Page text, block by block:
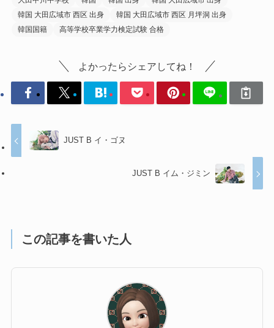
韓国 大田広域市 西区 出身
韓国 大田広域市 西区 月坪洞 出身
韓国国籍
高等学校卒業学力検定試験 合格
よかったらシェアしてね！
JUST B イ・ゴヌ
JUST B イム・ジミン
この記事を書いた人